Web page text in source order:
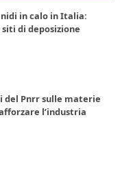
in calo in Italia:
di deposizione
del Pnrr sulle materie
l’industria